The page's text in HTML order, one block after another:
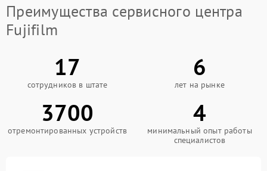
Преимущества сервисного центра
Fujifilm
17
сотрудников в штате
6
лет на рынке
3700
отремонтированных устройств
4
минимальный опыт работы
специалистов